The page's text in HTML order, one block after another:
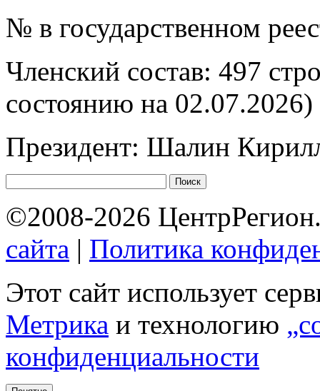
№ в государственном
Членский состав: 497
состоянию на 02.07.2026)
Президент: Шалин
©2008-2026
сайта | Политика
Этот сайт использует
Метрика и технологию
конфиденциальности